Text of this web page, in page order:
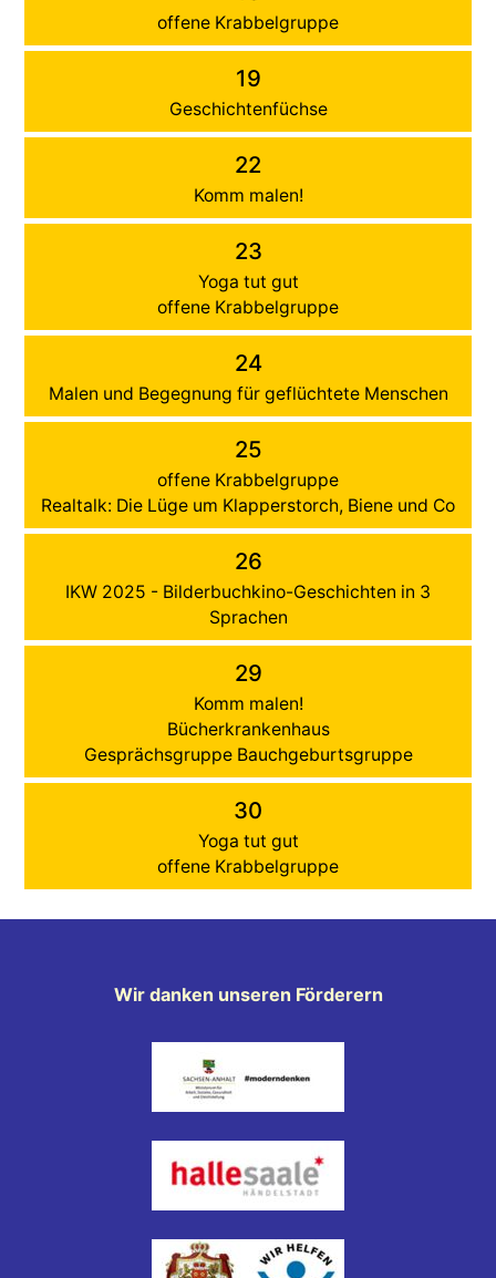
offene Krabbelgruppe
19
Geschichtenfüchse
22
Komm malen!
23
Yoga tut gut
offene Krabbelgruppe
24
Malen und Begegnung für geflüchtete Menschen
25
offene Krabbelgruppe
Realtalk: Die Lüge um Klapperstorch, Biene und Co
26
IKW 2025 - Bilderbuchkino-Geschichten in 3
Sprachen
29
Komm malen!
Bücherkrankenhaus
Gesprächsgruppe Bauchgeburtsgruppe
30
Yoga tut gut
offene Krabbelgruppe
Wir danken unseren Förderern